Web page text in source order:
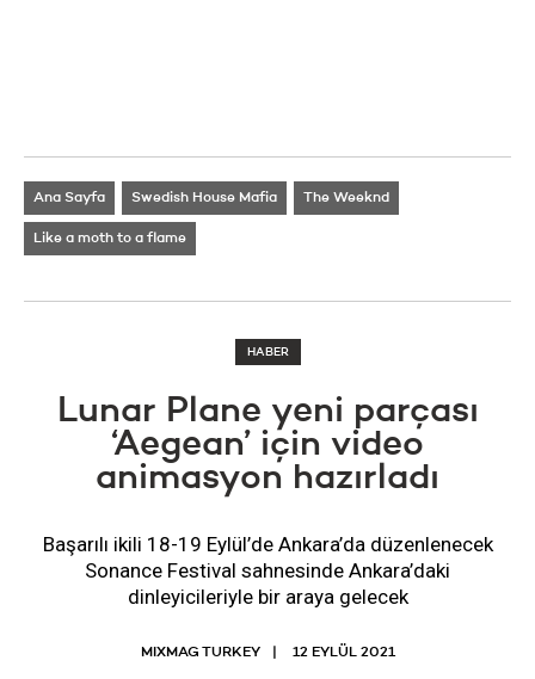
Ana Sayfa Swedish House Mafia The Weeknd
Like a moth to a flame
HABER
Lunar Plane yeni parçası
‘Aegean’ için video
animasyon hazırladı
Başarılı ikili 18-19 Eylül’de Ankara’da düzenlenecek
Sonance Festival sahnesinde Ankara’daki
dinleyicileriyle bir araya gelecek
MIXMAG TURKEY 12 EYLÜL 2021